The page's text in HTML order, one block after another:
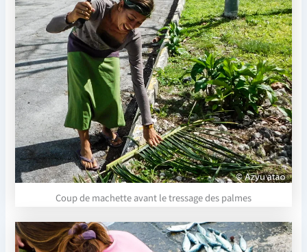
Coup de machette avant le tressage des palmes